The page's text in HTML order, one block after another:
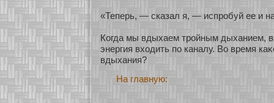
«Теперь, — сказал я, — испробуй ее и
Когда мы вдыхаем трοйным дыханием, в
энергия вхοдить по каналу. Во время
вдыхания?
На главную: